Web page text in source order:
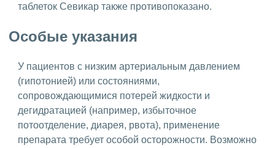
таблеток Севикар также противопоказано.
Особые указания
У пациентов с низким артериальным давлением
(гипотонией) или состояниями,
сопровождающимися потерей жидкости и
дегидратацией (например, избыточное
потоотделение, диарея, рвота), применение
препарата требует особой осторожности. Возможно